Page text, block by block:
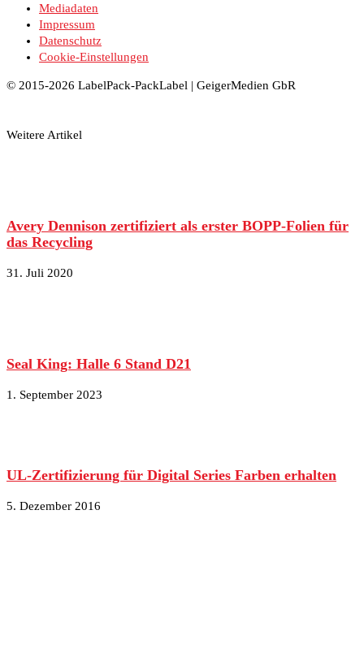
Mediadaten
Impressum
Datenschutz
Cookie-Einstellungen
© 2015-2026 LabelPack-PackLabel | GeigerMedien GbR
Weitere Artikel
Avery Dennison zertifiziert als erster BOPP-Folien für
das Recycling
31. Juli 2020
Seal King: Halle 6 Stand D21
1. September 2023
UL-Zertifizierung für Digital Series Farben erhalten
5. Dezember 2016